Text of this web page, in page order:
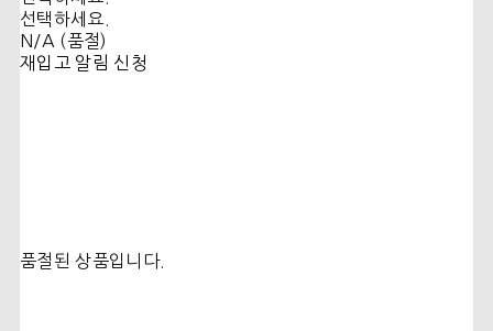
선택하세요.
N/A (품절)
재입고 알림 신청
품절된 상품입니다.